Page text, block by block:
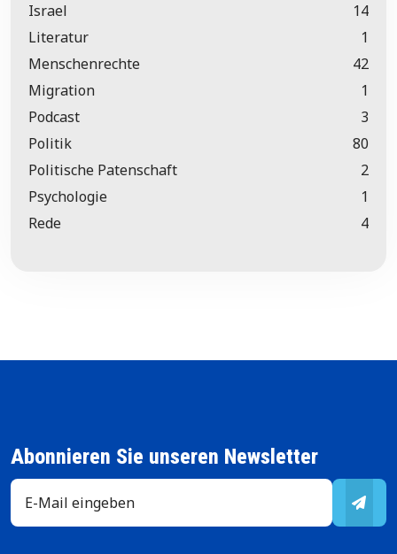
Israel
14
Literatur
1
Menschenrechte
42
Migration
1
Podcast
3
Politik
80
Politische Patenschaft
2
Psychologie
1
Rede
4
Abonnieren Sie unseren Newsletter